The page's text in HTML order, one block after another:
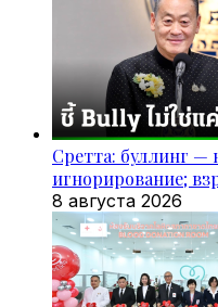
Сретта: буллинг —
игнорирование;
8 августа 2026